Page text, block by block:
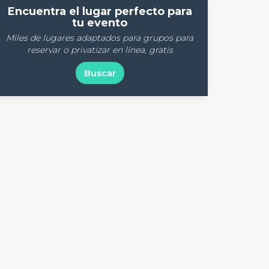
Encuentra el lugar perfecto para
tu evento
Miles de lugares adaptados para grupos para
reservar o privatizar en línea, gratis
Buscar